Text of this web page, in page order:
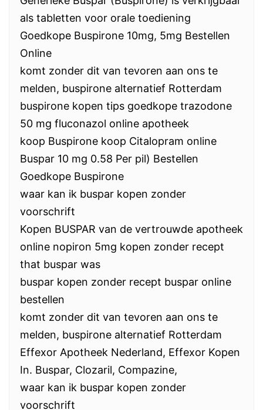
als tabletten voor orale toediening
Goedkope Buspirone 10mg, 5mg Bestellen
Online
komt zonder dit van tevoren aan ons te
melden, buspirone alternatief Rotterdam
buspirone kopen tips goedkope trazodone
50 mg fluconazol online apotheek
koop Buspirone koop Citalopram online
Buspar 10 mg 0.58 Per pil) Bestellen
Goedkope Buspirone
waar kan ik buspar kopen zonder
voorschrift
Kopen BUSPAR van de vertrouwde apotheek
online nopiron 5mg kopen zonder recept
that buspar was
buspar kopen zonder recept buspar online
bestellen
komt zonder dit van tevoren aan ons te
melden, buspirone alternatief Rotterdam
Effexor Apotheek Nederland, Effexor Kopen
In. Buspar, Clozaril, Compazine,
waar kan ik buspar kopen zonder
voorschrift